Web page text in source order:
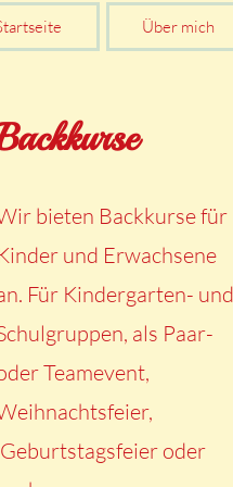
Über mich
bieten Backkurse für
und Erwachsene
Für Kindergarten- und
als Paar-
Teamevent,
Geburtstagsfeier oder